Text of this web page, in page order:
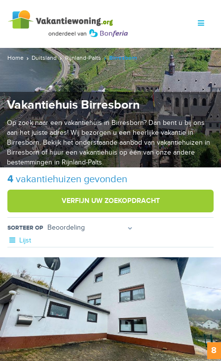
Home Duitsland Rijnland-Palts Birresborn
Vakantiehuis Birresborn
Op zoek naar een vakantiehuis in Birresborn? Dan bent u bij ons
aan het juiste adres! Wij bezorgen u een heerlijke vakantie in
Birresborn. Bekijk het onderstaande aanbod van vakantiehuizen in
Birresborn of huur een vakantiehuis op één van onze andere
bestemmingen in Rijnland-Palts.
4 vakantiehuizen gevonden
VERFIJN UW ZOEKOPDRACHT
SORTEER OP
Lijst
8